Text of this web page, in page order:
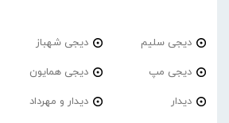
دیجی سلیم دیجی شهباز
دیجی مپ دیجی همایون
دیدار دیدار و مهرداد